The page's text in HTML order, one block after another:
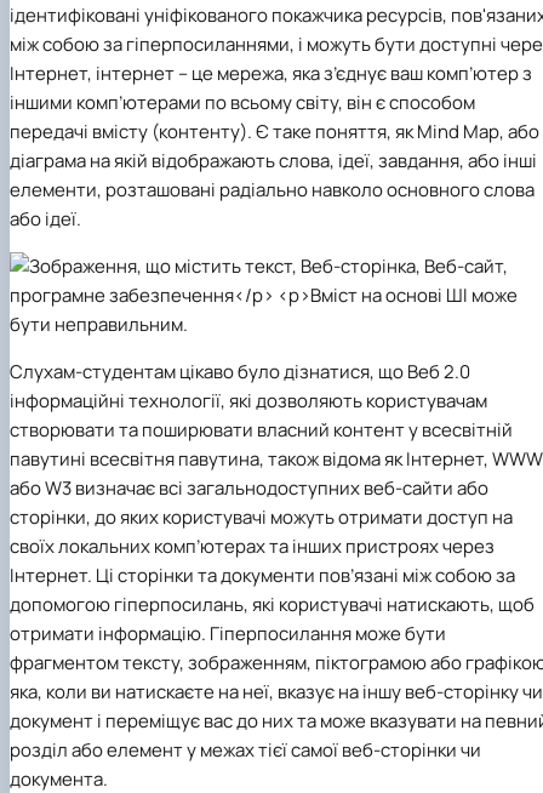
ідентифіковані уніфікованого покажчика ресурсів,
між собою за гіперпосиланнями, і можуть бути доступні
Інтернет, інтернет – це мережа, яка з’єднує ваш комп’ютер з
іншими комп’ютерами по всьому світу, він є способом
передачі вмісту (контенту)​. Є таке поняття, як Mind Map, або
діаграма на якій відображають слова, ідеї, завдання, або інші
елементи, розташовані радіально навколо основного слова
або ідеї.​
Слухам-студентам цікаво було дізнатися, що Веб 2.0
інформаційні технології, які дозволяють користувачам
створювати та поширювати власний контент у всесвітній
павутині​ всесвітня павутина, також відома як Інтернет, WWW
або W3 визначає всі загальнодоступних веб-сайти або
сторінки, до яких користувачі можуть отримати доступ на
своїх локальних комп’ютерах та інших пристроях через
Інтернет. Ці сторінки та документи пов’язані між собою за
допомогою гіперпосилань, які користувачі натискають, щоб
отримати інформацію.​ Гіперпосилання може бути
фрагментом тексту, зображенням, піктограмою або
яка, коли ви натискаєте на неї, вказує на іншу веб-сторінку чи
документ і переміщує вас до них та може вказувати на
розділ або елемент у межах тієї самої веб-сторінки чи
документа.​